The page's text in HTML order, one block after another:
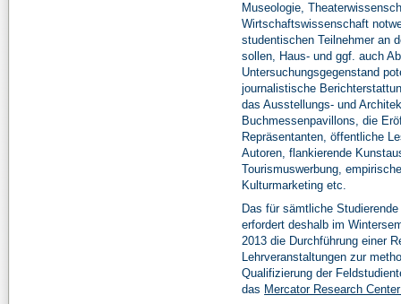
Museologie,
Wirtschaftswissenschaft
studentischen Teilnehmer an
sollen, Haus- und ggf. auch
Untersuchungsgegenstand
journalistische
das Ausstellungs- und
Buchmessenpavillons, die
Repräsentanten, öffentliche
Autoren, flankierende
Tourismuswerbung,
Kulturmarketing etc.
Das für sämtliche
erfordert deshalb im
2013 die Durchführung einer
Lehrveranstaltungen zur
Qualifizierung der
das Mercator Research